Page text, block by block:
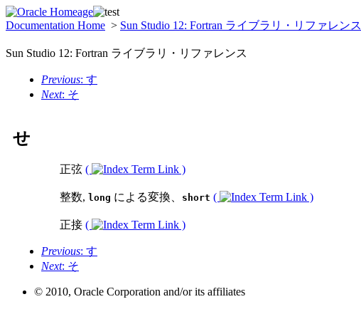
Documentation Home > Sun Studio 12: Fortran ライブラリ・リファレンス
Sun Studio 12: Fortran ライブラリ・リファレンス
Previous: す
Next: そ
せ
正弦 ( )
整数, long による変換、 short ( )
正接 ( )
Previous: す
Next: そ
© 2010, Oracle Corporation and/or its affiliates